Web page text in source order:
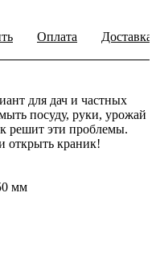
Оплата Доставка
для дач и частных
посуду, руки, урожай
решит эти проблемы.
открыть краник!
мм